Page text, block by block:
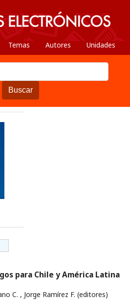
Temas Autores Unidades
Buscar
para Chile y América Latina
C. , Jorge Ramírez F. (editores)